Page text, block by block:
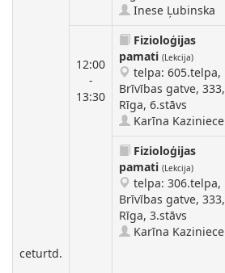
ceturtd.
Inese Ļubinska
12:00
-
13:30
Fizioloģijas
pamati (Lekcija)
telpa: 605.telpa,
Brīvības gatve, 333,
Rīga, 6.stāvs
Karīna Kaziniece
Fizioloģijas
pamati (Lekcija)
telpa: 306.telpa,
Brīvības gatve, 333,
Rīga, 3.stāvs
Karīna Kaziniece